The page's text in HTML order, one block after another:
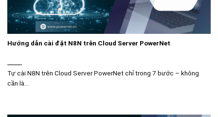
Hướng dẫn cài đặt N8N trên Cloud Server PowerNet
Tự cài N8N trên Cloud Server PowerNet chỉ trong 7 bước – không
cần là...